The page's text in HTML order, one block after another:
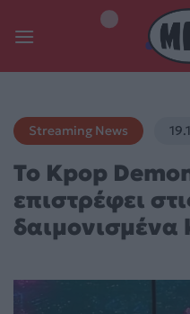
Streaming News
Το Kpop
επιστρέφει
δαιμονισμένα